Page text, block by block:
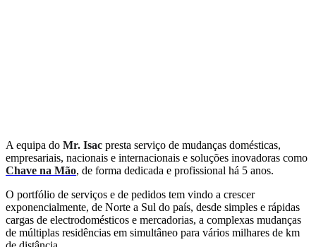
A equipa do Mr. Isac presta serviço de mudanças domésticas,
empresariais, nacionais e internacionais e soluções inovadoras como
Chave na Mão, de forma dedicada e profissional há 5 anos.
O portfólio de serviços e de pedidos tem vindo a crescer
exponencialmente, de Norte a Sul do país, desde simples e rápidas
cargas de electrodomésticos e mercadorias, a complexas mudanças
de múltiplas residências em simultâneo para vários milhares de km